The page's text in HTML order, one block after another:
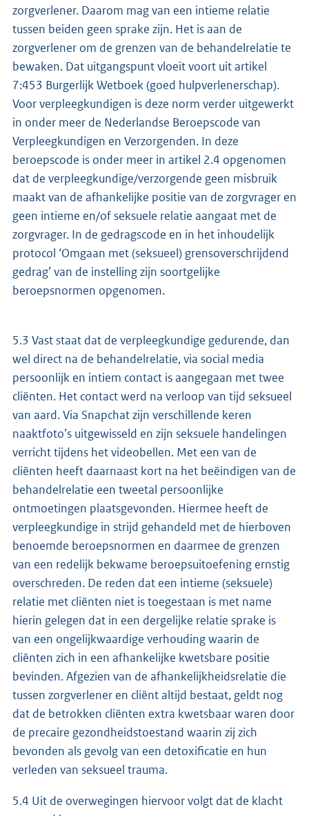
zorgverlener. Daarom mag van een intieme relatie
tussen beiden geen sprake zijn. Het is aan de
zorgverlener om de grenzen van de behandelrelatie te
bewaken. Dat uitgangspunt vloeit voort uit artikel
7:453 Burgerlijk Wetboek (goed hulpverlenerschap).
Voor verpleegkundigen is deze norm verder uitgewerkt
in onder meer de Nederlandse Beroepscode van
Verpleegkundigen en Verzorgenden. In deze
beroepscode is onder meer in artikel 2.4 opgenomen
dat de verpleegkundige/verzorgende geen misbruik
maakt van de afhankelijke positie van de zorgvrager en
geen intieme en/of seksuele relatie aangaat met de
zorgvrager. In de gedragscode en in het inhoudelijk
protocol ‘Omgaan met (seksueel) grensoverschrijdend
gedrag’ van de instelling zijn soortgelijke
beroepsnormen opgenomen.
5.3 Vast staat dat de verpleegkundige gedurende, dan
wel direct na de behandelrelatie, via social media
persoonlijk en intiem contact is aangegaan met twee
cliënten. Het contact werd na verloop van tijd seksueel
van aard. Via Snapchat zijn verschillende keren
naaktfoto’s uitgewisseld en zijn seksuele handelingen
verricht tijdens het videobellen. Met een van de
cliënten heeft daarnaast kort na het beëindigen van de
behandelrelatie een tweetal persoonlijke
ontmoetingen plaatsgevonden. Hiermee heeft de
verpleegkundige in strijd gehandeld met de hierboven
benoemde beroepsnormen en daarmee de grenzen
van een redelijk bekwame beroepsuitoefening ernstig
overschreden. De reden dat een intieme (seksuele)
relatie met cliënten niet is toegestaan is met name
hierin gelegen dat in een dergelijke relatie sprake is
van een ongelijkwaardige verhouding waarin de
cliënten zich in een afhankelijke kwetsbare positie
bevinden. Afgezien van de afhankelijkheidsrelatie die
tussen zorgverlener en cliënt altijd bestaat, geldt nog
dat de betrokken cliënten extra kwetsbaar waren door
de precaire gezondheidstoestand waarin zij zich
bevonden als gevolg van een detoxificatie en hun
verleden van seksueel trauma.
5.4 Uit de overwegingen hiervoor volgt dat de klacht